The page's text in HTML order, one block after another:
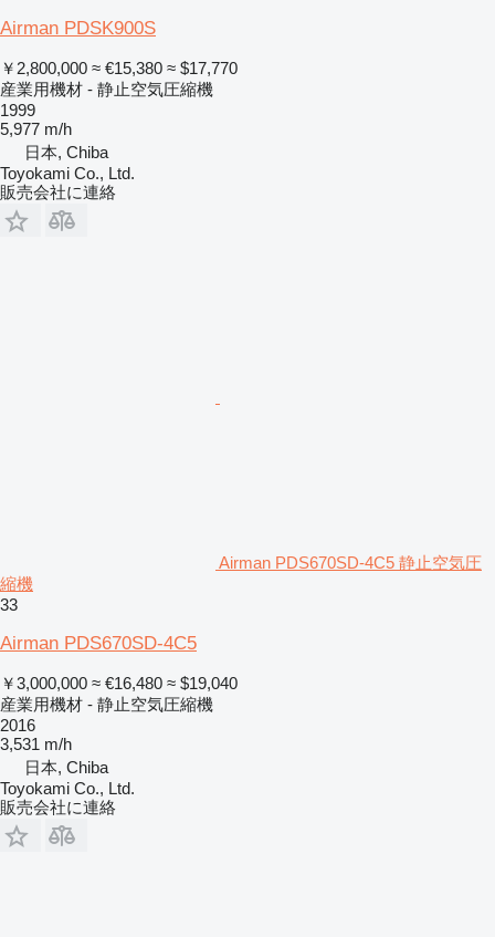
Airman PDSK900S
￥2,800,000 ≈ €15,380 ≈ $17,770
産業用機材 - 静止空気圧縮機
1999
5,977 m/h
日本, Chiba
Toyokami Co., Ltd.
販売会社に連絡
Airman PDS670SD-4C5 静止空気圧
縮機
33
Airman PDS670SD-4C5
￥3,000,000 ≈ €16,480 ≈ $19,040
産業用機材 - 静止空気圧縮機
2016
3,531 m/h
日本, Chiba
Toyokami Co., Ltd.
販売会社に連絡